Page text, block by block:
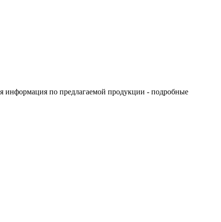
информация по предлагаемой продукции - подробные